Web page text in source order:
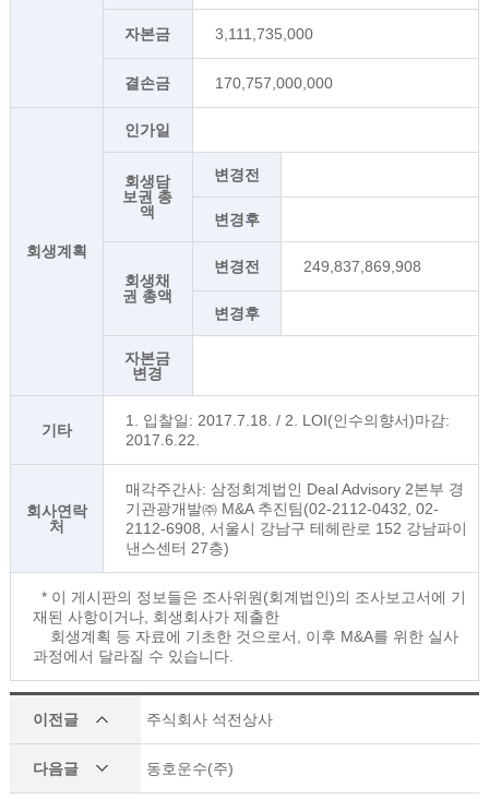
자본금 3,111,735,000
결손금 170,757,000,000
회생계획
인가일
회생담
보권 총
액
변경전
변경후
회생채
권 총액
변경전 249,837,869,908
변경후
자본금
변경
기타
1. 입찰일: 2017.7.18. / 2. LOI(인수의향서)마감:
2017.6.22.
회사연락
처
매각주간사: 삼정회계법인 Deal Advisory 2본부 경
기관광개발㈜ M&A 추진팀(02-2112-0432, 02-
2112-6908, 서울시 강남구 테헤란로 152 강남파이
낸스센터 27층)
* 이 게시판의 정보들은 조사위원(회계법인)의 조사보고서에 기
재된 사항이거나, 회생회사가 제출한
회생계획 등 자료에 기초한 것으로서, 이후 M&A를 위한 실사
과정에서 달라질 수 있습니다.
이전글 주식회사 석전상사
다음글 동호운수(주)